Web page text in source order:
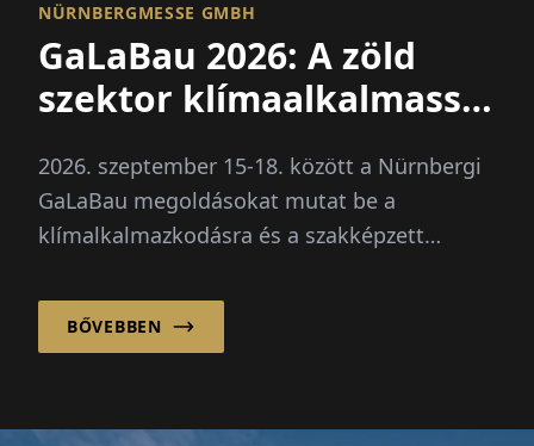
NÜRNBERGMESSE GMBH
GaLaBau 2026: A zöld
szektor klímaalkalmassá
2026. szeptember 15-18. között a Nürnbergi
GaLaBau megoldásokat mutat be a
klímalkalmazkodásra és a szakképzett
jövőbeli tér a digitalizáció és mesterséges
intelligencia számára.
BŐVEBBEN